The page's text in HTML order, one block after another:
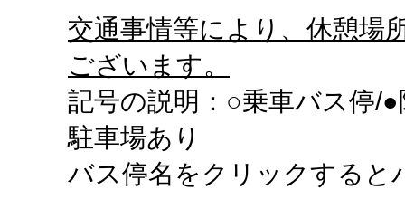
交通事情等により、休憩場
ございます。
記号の説明：○乗車バス停/
駐車場あり
バス停名をクリックすると